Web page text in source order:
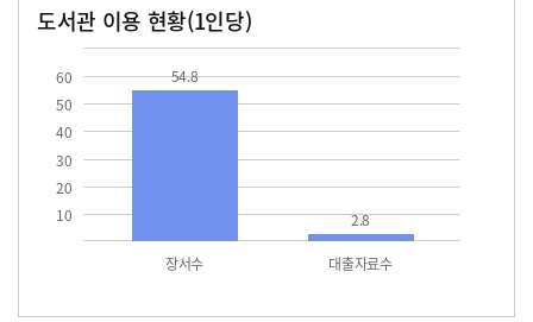
도서관 이용 현황(1인당)
10
20
30
40
50
60
장서수 대출자료수
54.8
2.8